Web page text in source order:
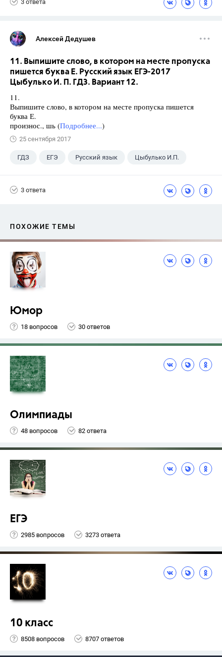
3 ответа
Алексей Дедушев
11. Выпишите слово, в котором на месте пропуска
пишется буква Е. Русский язык ЕГЭ-2017
Цыбулько И. П. ГДЗ. Вариант 12.
11.
Выпишите слово, в котором на месте пропуска пишется
буква Е.
произнос., шь (Подробнее...)
25 сентября 2017
ГДЗ ЕГЭ Русский язык Цыбулько И.П.
3 ответа
ПОХОЖИЕ ТЕМЫ
Юмор
18 вопросов 30 ответов
Олимпиады
48 вопросов 82 ответа
ЕГЭ
2985 вопросов 3273 ответа
10 класс
8508 вопросов 8707 ответов